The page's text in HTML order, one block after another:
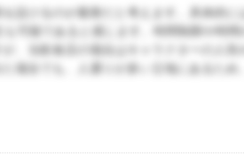
設けるのが最善だと考えます。具体的に
可能であると感じます。時間制限や時間
、当飲食店の場合はキャラクターの人気
場合でも、人通りが多い立地にあるため